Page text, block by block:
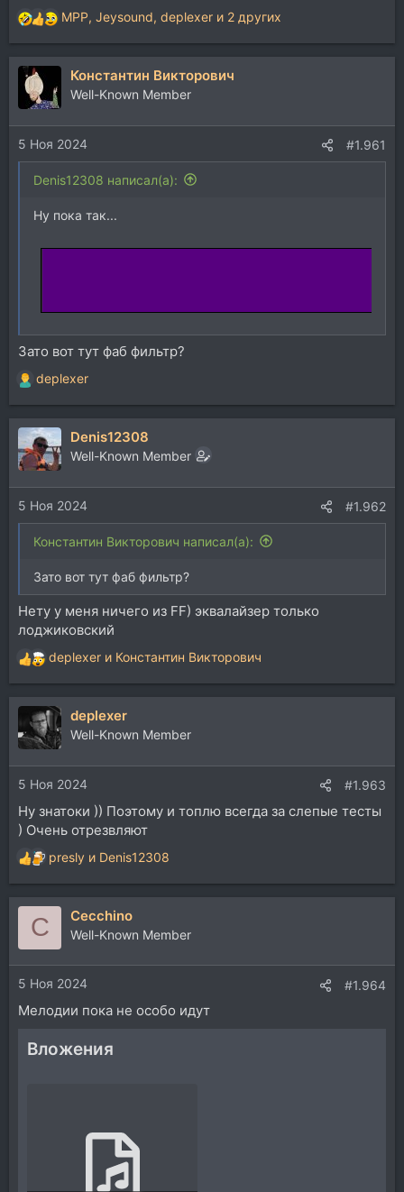
Р
е
а
ц
и
и
:
MPP, Jeysound, deplexer и 2 других
Константин Викторович
Well-Known Member
5 Ноя 2024 #1.961
Denis12308 написал(а):
Ну пока так...
Зато вот тут фаб фильтр?
Р
е
а
к
ц
и
и
:
deplexer
Denis12308
Well-Known Member
5 Ноя 2024 #1.962
Константин Викторович написал(а):
Зато вот тут фаб фильтр?
Нету у меня ничего из FF) эквалайзер только
лоджиковский
Р
е
а
ц
и
и
:
deplexer и Константин Викторович
deplexer
Well-Known Member
5 Ноя 2024 #1.963
Ну знатоки )) Поэтому и топлю всегда за слепые тесты
) Очень отрезвляют
Р
е
а
и
и
:
presly и Denis12308
C Cecchino
Well-Known Member
5 Ноя 2024 #1.964
Мелодии пока не особо идут
Вложения